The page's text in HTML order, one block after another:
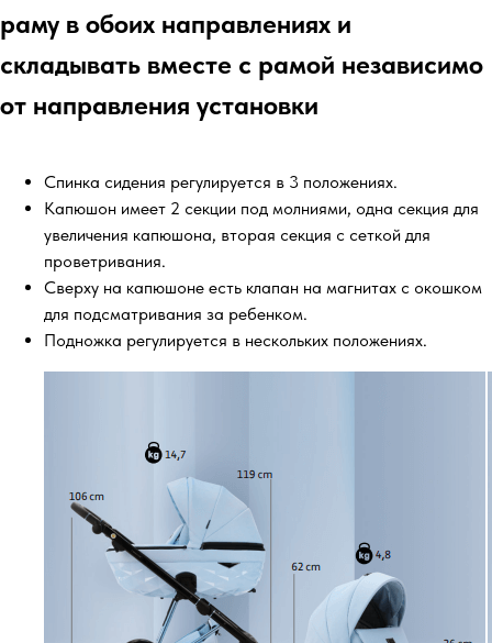
раму в обоих направлениях и
складывать вместе с рамой независимо
от направления установки
Спинка сидения регулируется в 3 положениях.
Капюшон имеет 2 секции под молниями, одна секция для
увеличения капюшона, вторая секция с сеткой для
проветривания.
Сверху на капюшоне есть клапан на магнитах с окошком
для подсматривания за ребенком.
Подножка регулируется в нескольких положениях.